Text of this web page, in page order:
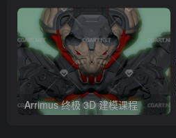
Arrimus 终极 3D 建模课程